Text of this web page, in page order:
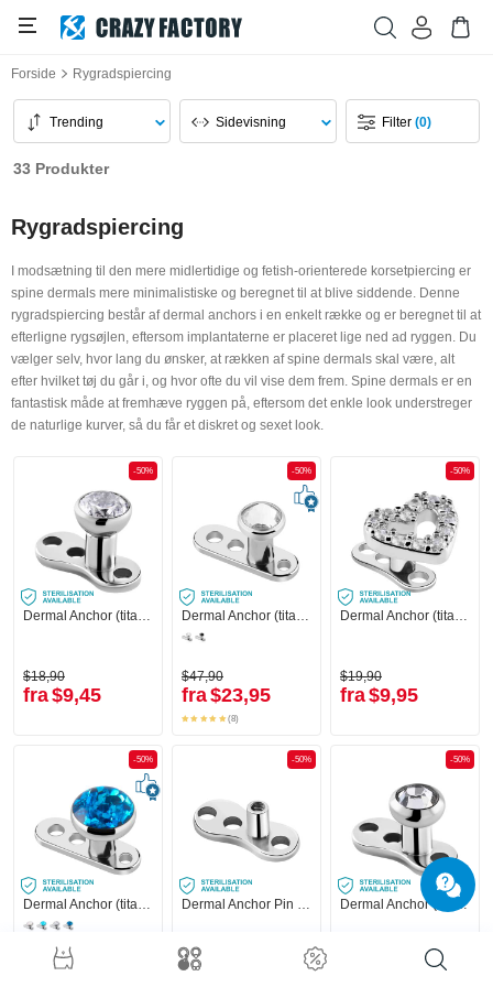
Forside Rygradspiercing
Trending Sidevisning Filter(0)
33 Produkter
Rygradspiercing
I modsætning til den mere midlertidige og fetish-orienterede korsetpiercing er
spine dermals mere minimalistiske og beregnet til at blive siddende. Denne
rygradspiercing består af dermal anchors i en enkelt række og er beregnet til at
efterligne rygsøjlen, eftersom implantaterne er placeret lige ned ad ryggen. Du
vælger selv, hvor lang du ønsker, at rækken af spine dermals skal være, alt
efter hvilket tøj du går i, og hvor ofte du vil vise dem frem. Spine dermals er en
fantastisk måde at fremhæve ryggen på, eftersom det enkle look understreger
de naturlige kurver, så du får et diskret og sexet look.
-50%
Dermal Anchor (titan, blank finish) med Krystalsten
$18,90
fra$9,45
-50%
Dermal Anchor (titan, blank finish) med Indvendigt gevind og Krystalsten
$47,90
fra$23,95
(8)
-50%
Dermal Anchor (titan, blank finish) med hjertefront og krystaller
$19,90
fra$9,95
-50%
$40,90
-50%
$27,90
-50%
Dermal Anchor (titan, blank finish) med Krystalsten